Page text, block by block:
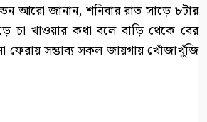
আরো জানান, শনিবার রাত সাড়ে ৮টার
চা খাওয়ার কথা বলে বাড়ি থেকে বের
ফেরায় সম্ভাব্য সকল জায়গায় খোঁজাখুঁজি